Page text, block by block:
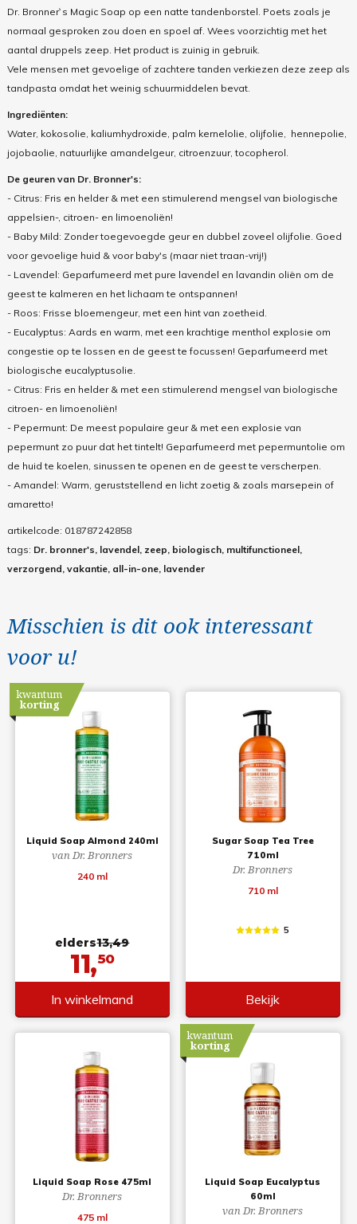
Dr. Bronner`s Magic Soap op een natte tandenborstel. Poets zoals je
normaal gesproken zou doen en spoel af. Wees voorzichtig met het
aantal druppels zeep. Het product is zuinig in gebruik.
Vele mensen met gevoelige of zachtere tanden verkiezen deze zeep als
tandpasta omdat het weinig schuurmiddelen bevat.
Ingrediënten:
Water, kokosolie, kaliumhydroxide, palm kernelolie, olijfolie, hennepolie,
jojobaolie, natuurlijke amandelgeur, citroenzuur, tocopherol.
De geuren van Dr. Bronner's:
- Citrus: Fris en helder & met een stimulerend mengsel van biologische
appelsien-, citroen- en limoenoliën!
- Baby Mild: Zonder toegevoegde geur en dubbel zoveel olijfolie. Goed
voor gevoelige huid & voor baby's (maar niet traan-vrij!)
- Lavendel: Geparfumeerd met pure lavendel en lavandin oliën om de
geest te kalmeren en het lichaam te ontspannen!
- Roos: Frisse bloemengeur, met een hint van zoetheid.
- Eucalyptus: Aards en warm, met een krachtige menthol explosie om
congestie op te lossen en de geest te focussen! Geparfumeerd met
biologische eucalyptusolie.
- Citrus: Fris en helder & met een stimulerend mengsel van biologische
citroen- en limoenoliën!
- Pepermunt: De meest populaire geur & met een explosie van
pepermunt zo puur dat het tintelt! Geparfumeerd met pepermuntolie om
de huid te koelen, sinussen te openen en de geest te verscherpen.
- Amandel: Warm, geruststellend en licht zoetig & zoals marsepein of
amaretto!
artikelcode: 018787242858
tags: Dr. bronner's, lavendel, zeep, biologisch, multifunctioneel,
verzorgend, vakantie, all-in-one, lavender
Misschien is dit ook interessant
voor u!
Liquid Soap Almond 240ml
van Dr. Bronners
240 ml
kwantum
korting
elders13,49
11,50
In winkelmand
Sugar Soap Tea Tree
710ml
Dr. Bronners
710 ml
5
Bekijk
Liquid Soap Rose 475ml
Dr. Bronners
475 ml
Liquid Soap Eucalyptus
60ml
van Dr. Bronners
kwantum
korting